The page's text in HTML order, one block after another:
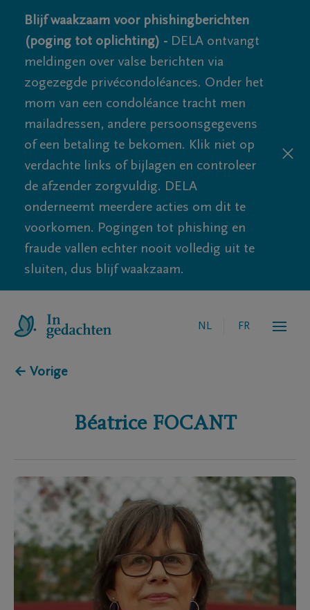
Blijf waakzaam voor phishingberichten
(poging tot oplichting) - DELA ontvangt
meldingen over valse berichten via
zogezegde privécondoléances. Onder het
mom van een condoléance tracht men
mailadressen, andere persoonsgegevens
of een betaling te bekomen. Klik niet op
verdachte links of bijlagen en controleer
de afzender zorgvuldig. DELA
onderneemt meerdere acties om dit te
voorkomen. Pogingen tot phishing en
fraude vallen echter nooit volledig uit te
sluiten, dus blijf waakzaam.
NL FR
← Vorige
Béatrice FOCANT